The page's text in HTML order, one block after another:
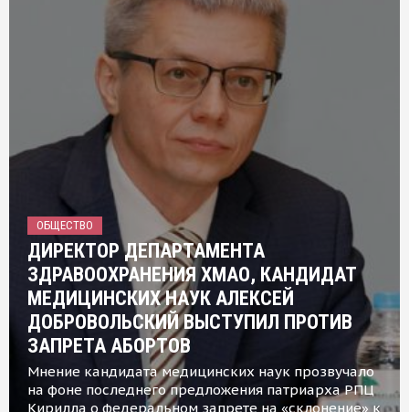
ОБЩЕСТВО
ДИРЕКТОР ДЕПАРТАМЕНТА
ЗДРАВООХРАНЕНИЯ ХМАО, КАНДИДАТ
МЕДИЦИНСКИХ НАУК АЛЕКСЕЙ
ДОБРОВОЛЬСКИЙ ВЫСТУПИЛ ПРОТИВ
ЗАПРЕТА АБОРТОВ
Мнение кандидата медицинских наук прозвучало
на фоне последнего предложения патриарха РПЦ
Кирилла о федеральном запрете на «склонение» к